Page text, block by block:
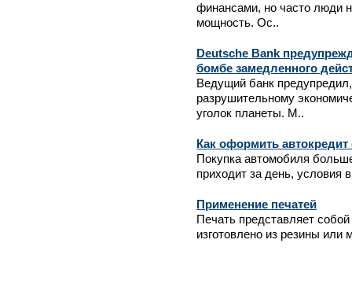
финансами, но часто люди
мощность. Ос..
Deutsche Bank
бомбе замедленного
Ведущий банк
разрушительному
уголок планеты. М..
Как оформить
Покупка автомобиля
приходит за день, условия
Применение печатей
Печать представляет
изготовлено из резины или